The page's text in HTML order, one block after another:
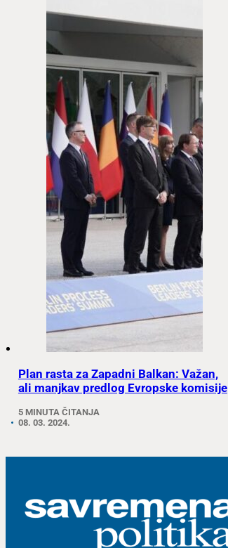
Plan rasta za Zapadni Balkan: Važan,
ali manjkav predlog Evropske komisije
5 MINUTA ČITANJA
08. 03. 2024.